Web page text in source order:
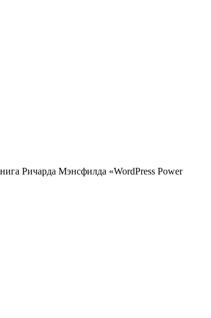
Ричарда Мэнсфилда «WordPress Power